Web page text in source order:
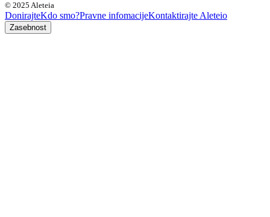
© 2025 Aleteia
DonirajteKdo smo?Pravne infomacijeKontaktirajte Aleteio
Zasebnost